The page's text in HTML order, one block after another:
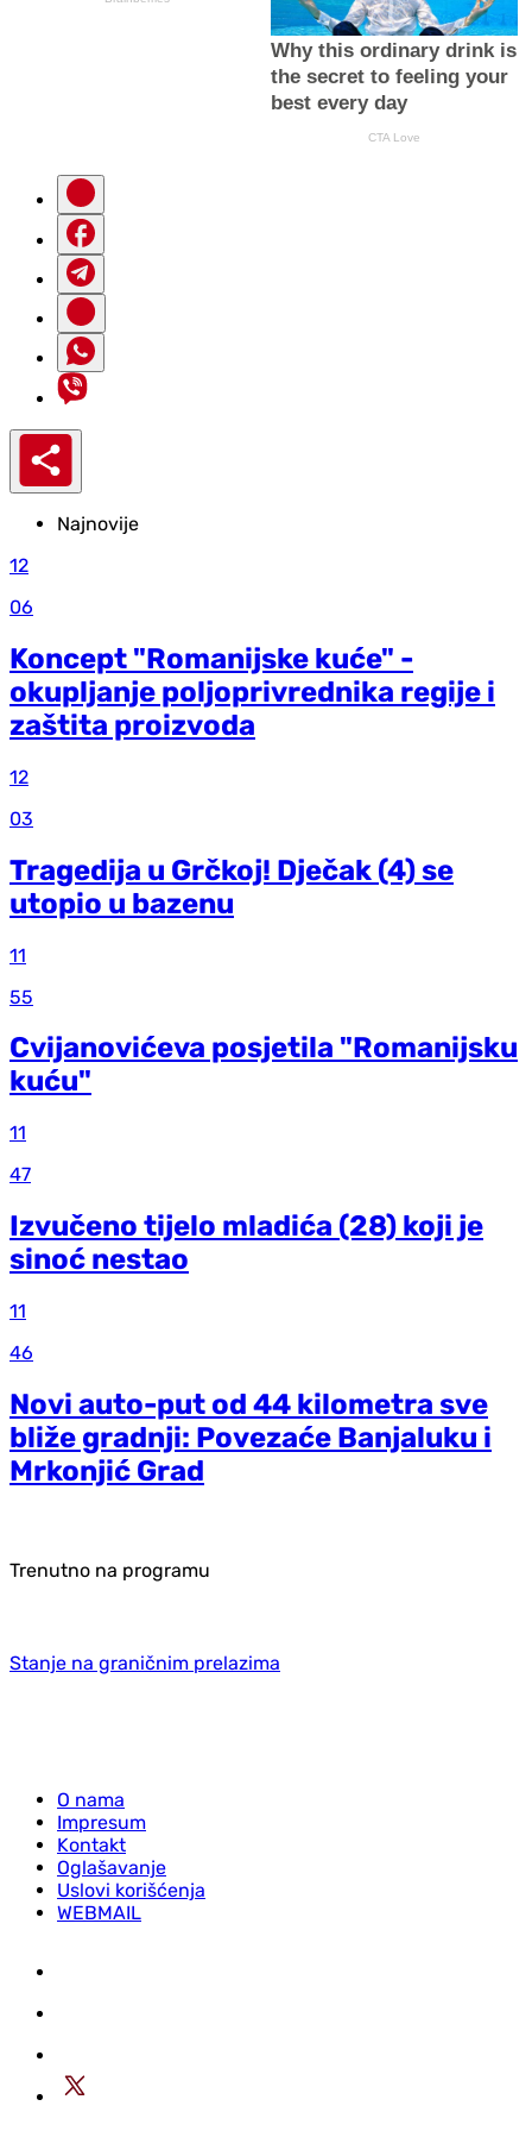
Najnovije
12
06
Koncept "Romanijske kuće" -
okupljanje poljoprivrednika regije i
zaštita proizvoda
12
03
Tragedija u Grčkoj! Dječak (4) se
utopio u bazenu
11
55
Cvijanovićeva posjetila "Romanijsku
kuću"
11
47
Izvučeno tijelo mladića (28) koji je
sinoć nestao
11
46
Novi auto-put od 44 kilometra sve
bliže gradnji: Povezaće Banjaluku i
Mrkonjić Grad
Trenutno na programu
Stanje na graničnim prelazima
O nama
Impresum
Kontakt
Oglašavanje
Uslovi korišćenja
WEBMAIL